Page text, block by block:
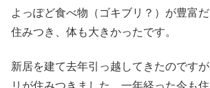
よっぽど食べ物（ゴキブリ？）が豊富
住みつき、体も大きかったです。
新居を建て去年引っ越してきたのです
リが住みつきました。一年経った今も